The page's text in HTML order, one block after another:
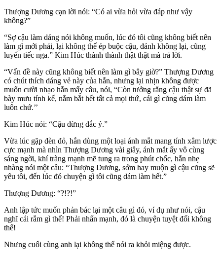
Thượng Dương cạn lời nói: “Có ai vừa hỏi vừa đáp như vậy
không?”
“Sợ cậu làm dáng nói không muốn, lúc đó tôi cũng không biết nên
làm gì mới phải, lại không thể ép buộc cậu, đánh không lại, cũng
luyến tiếc nga.” Kim Húc thành thành thật thật mà trả lời.
“Vấn đề này cũng không biết nên làm gì bây giờ?” Thượng Dương
có chút thích dáng vẻ này của hắn, nhưng lại nhịn không được
muốn cười nhạo hắn mấy câu, nói, “Còn tưởng rằng cậu thật sự đã
bày mưu tính kế, nắm bắt hết tất cả mọi thứ, cái gì cũng dám làm
luôn chứ.’’
Kim Húc nói: “Cậu đừng đắc ý.”
Vừa lúc gặp đèn đỏ, hắn dùng một loại ánh mắt mang tính xâm lược
cực mạnh mà nhìn Thượng Dương vài giây, ánh mắt ấy vô cùng
sáng ngời, khí tràng mạnh mẽ tung ra trong phút chốc, hắn nhẹ
nhàng nói một câu: “Thượng Dương, sớm hay muộn gì cậu cũng sẽ
yêu tôi, đến lúc đó chuyện gì tôi cũng dám làm hết.”
Thượng Dương: “?!?!”
Anh lập tức muốn phản bác lại một câu gì đó, ví dụ như nói, cậu
nghĩ cái rắm gì thế! Phải nhấn mạnh, đó là chuyện tuyệt đối không
thể!
Nhưng cuối cùng anh lại không thể nói ra khỏi miệng được.